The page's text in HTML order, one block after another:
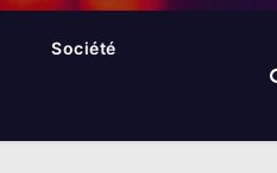
Société